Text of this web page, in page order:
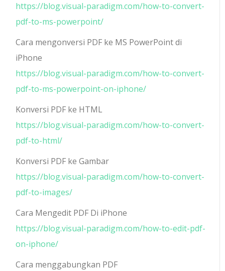
https://blog.visual-paradigm.com/how-to-convert-
pdf-to-ms-powerpoint/
Cara mengonversi PDF ke MS PowerPoint di
iPhone
https://blog.visual-paradigm.com/how-to-convert-
pdf-to-ms-powerpoint-on-iphone/
Konversi PDF ke HTML
https://blog.visual-paradigm.com/how-to-convert-
pdf-to-html/
Konversi PDF ke Gambar
https://blog.visual-paradigm.com/how-to-convert-
pdf-to-images/
Cara Mengedit PDF Di iPhone
https://blog.visual-paradigm.com/how-to-edit-pdf-
on-iphone/
Cara menggabungkan PDF